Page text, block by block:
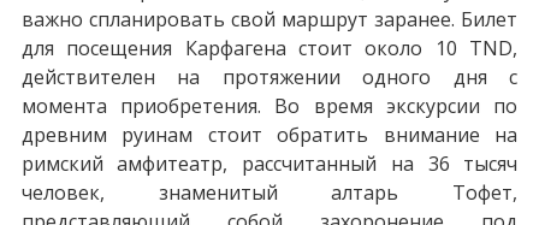
важно спланировать свой маршрут заранее. Билет
для посещения Карфагена стоит около 10 TND,
действителен на протяжении одного дня с
момента приобретения. Во время экскурсии по
древним руинам стоит обратить внимание на
римский амфитеатр, рассчитанный на 36 тысяч
человек, знаменитый алтарь Тофет,